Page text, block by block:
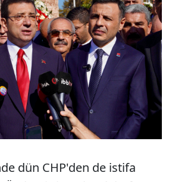
dün CHP'den de istifa